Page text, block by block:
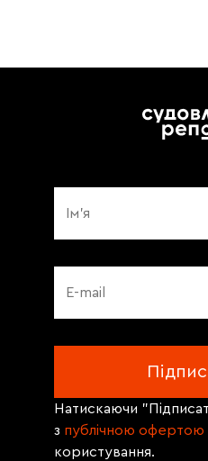
Натискаючи
з публічною офертою
користування.